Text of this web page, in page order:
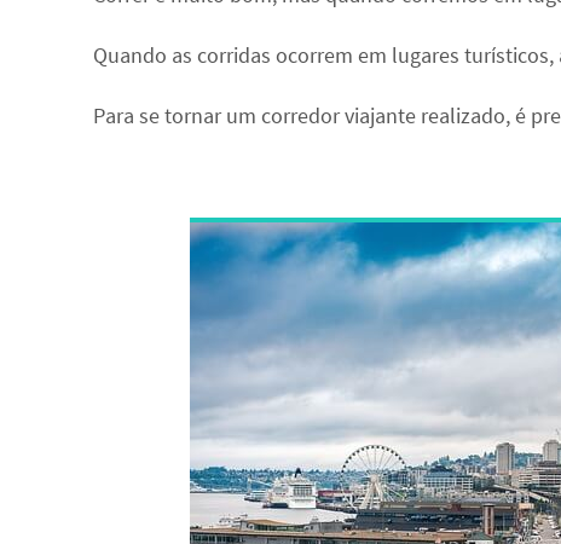
o
k
er es sA
p
e
Quando as corridas ocorrem em lugares
Para se tornar um corredor viajante realizado, é